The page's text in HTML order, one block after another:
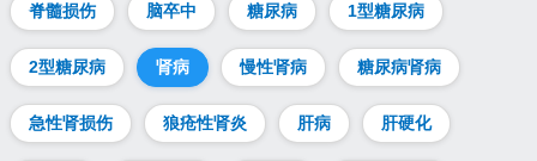
脊髓损伤 脑卒中 糖尿病 1型糖尿病
2型糖尿病 肾病 慢性肾病 糖尿病肾病
急性肾损伤 狼疮性肾炎 肝病 肝硬化